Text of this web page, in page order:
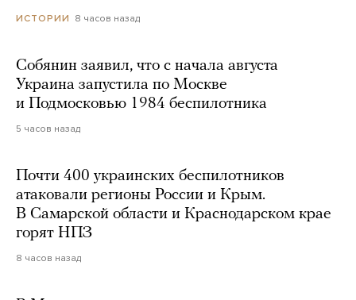
ИСТОРИИ 8 часов назад
Собянин заявил, что с начала августа
Украина запустила по Москве
и Подмосковью 1984 беспилотника
5 часов назад
Почти 400 украинских беспилотников
атаковали регионы России и Крым.
В Самарской области и Краснодарском крае
горят НПЗ
8 часов назад